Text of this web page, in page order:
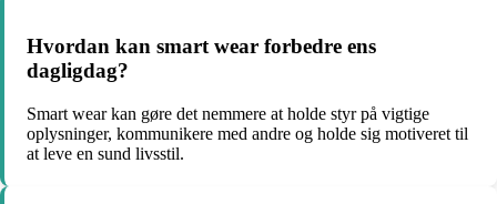
Hvordan kan smart wear forbedre ens
dagligdag?
Smart wear kan gøre det nemmere at holde styr på vigtige
oplysninger, kommunikere med andre og holde sig motiveret til
at leve en sund livsstil.